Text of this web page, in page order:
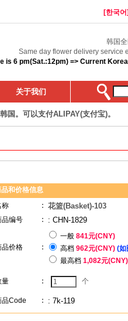
[한국어]
韩国
Same day flower delivery service
is 6 pm(Sat.:12pm) => Current
关于我们
国。可以支付ALIPAY(支付宝)。
和价格信息
称
: 花篮(Basket)-103
品编号 : : CHN-1829
品价格 :
一般 841元(CNY)
高档 962元(CNY) (如
最高档 1,082元(CNY)
量 : 个
品Code : : 7k-119